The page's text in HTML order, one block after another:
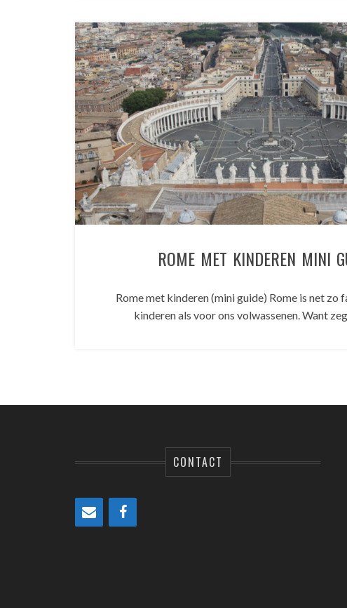
ROME MET KINDEREN MINI
Rome met kinderen (mini guide) Rome is net zo
kinderen als voor ons volwassenen. Want
CONTACT